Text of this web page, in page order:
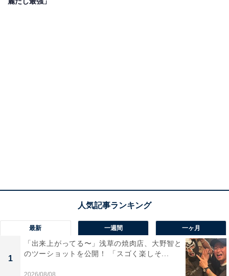
最新 一週間 一ヶ月
1
「出来上がってる〜」浅草の焼肉店、大野智と
のツーショットを公開！ 「スゴく楽しそ...